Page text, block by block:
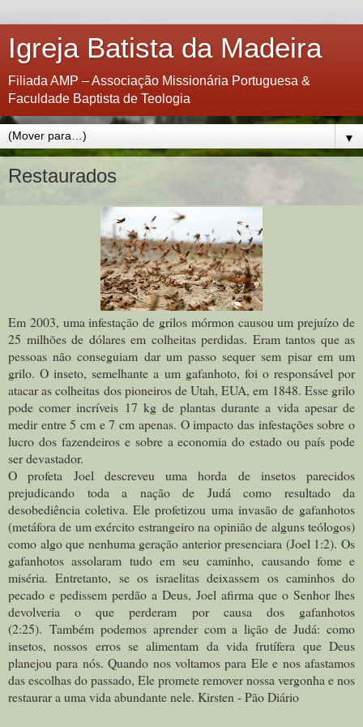
Igreja Batista da Madeira
Filiada AMP – Associação Missionária Portuguesa &
Faculdade Baptista de Teologia
▼
Restaurados
Em 2003, uma infestação de grilos mórmon causou um prejuízo de
25 milhões de dólares em colheitas perdidas. Eram tantos que as
pessoas não conseguiam dar um passo sequer sem pisar em um
grilo. O inseto, semelhante a um gafanhoto, foi o responsável por
atacar as colheitas dos pioneiros de Utah, EUA, em 1848. Esse grilo
pode comer incríveis 17 kg de plantas durante a vida apesar de
medir entre 5 cm e 7 cm apenas. O impacto das infestações sobre o
lucro dos fazendeiros e sobre a economia do estado ou país pode
ser devastador.
O profeta Joel descreveu uma horda de insetos parecidos
prejudicando toda a nação de Judá como resultado da
desobediência coletiva. Ele profetizou uma invasão de gafanhotos
(metáfora de um exército estrangeiro na opinião de alguns teólogos)
como algo que nenhuma geração anterior presenciara (Joel 1:2). Os
gafanhotos assolaram tudo em seu caminho, causando fome e
miséria. Entretanto, se os israelitas deixassem os caminhos do
pecado e pedissem perdão a Deus, Joel afirma que o Senhor lhes
devolveria o que perderam por causa dos gafanhotos
(2:25). Também podemos aprender com a lição de Judá: como
insetos, nossos erros se alimentam da vida frutífera que Deus
planejou para nós. Quando nos voltamos para Ele e nos afastamos
das escolhas do passado, Ele promete remover nossa vergonha e nos
restaurar a uma vida abundante nele. Kirsten - Pão Diário